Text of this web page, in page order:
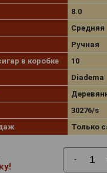
8.0
Средняя
Ручная
в коробке
10
Diadema
30276/s
Только
-